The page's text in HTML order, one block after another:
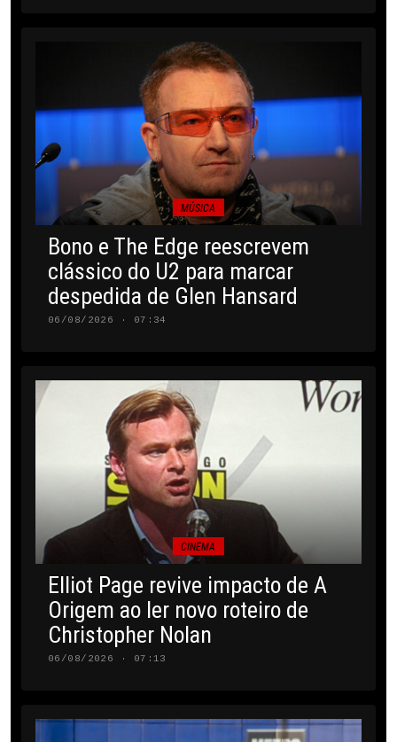
MÚSICA
Bono e The Edge reescrevem
clássico do U2 para marcar
despedida de Glen Hansard
06/08/2026 · 07:34
CINEMA
Elliot Page revive impacto de A
Origem ao ler novo roteiro de
Christopher Nolan
06/08/2026 · 07:13